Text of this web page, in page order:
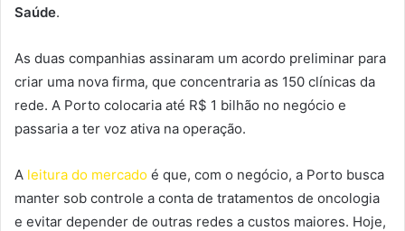
Saúde.
As duas companhias assinaram um acordo preliminar para
criar uma nova firma, que concentraria as 150 clínicas da
rede. A Porto colocaria até R$ 1 bilhão no negócio e
passaria a ter voz ativa na operação.
A leitura do mercado é que, com o negócio, a Porto busca
manter sob controle a conta de tratamentos de oncologia
e evitar depender de outras redes a custos maiores. Hoje,